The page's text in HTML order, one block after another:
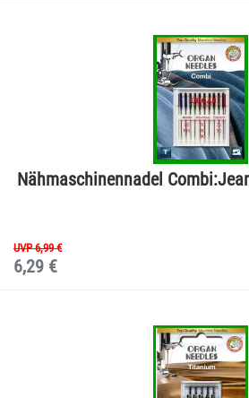
Nähmaschinennadel
UVP 6,99 €
6,29 €